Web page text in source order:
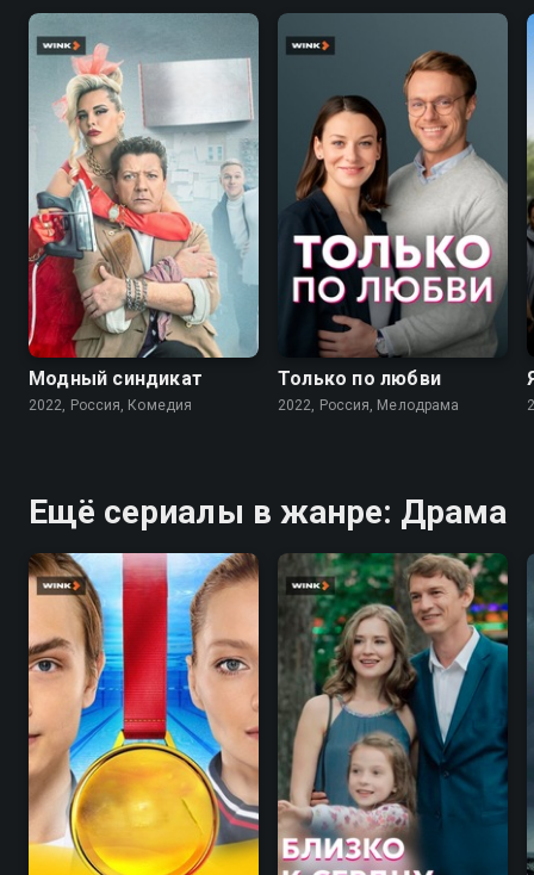
7.6
Модный синдикат
2022, Россия, Комедия
Только по любви
2022, Россия, Мелодрама
Ещё сериалы в жанре: Драма
8.1 7.1